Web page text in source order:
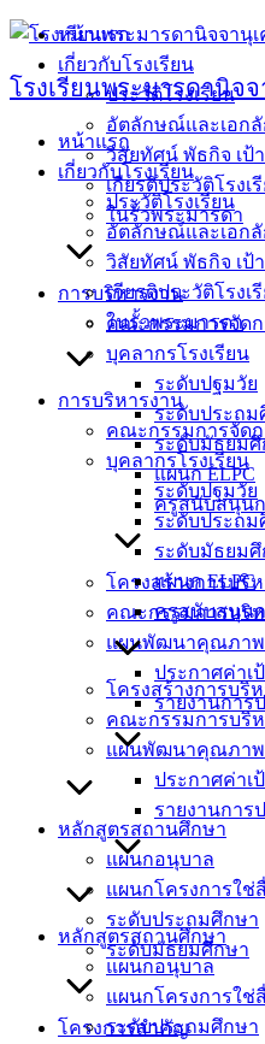
Skip
content
โรงเรียนพระมารดานิจจ
หน้าแรก
เกี่ยวกับโรงเรียน
ประวัติโรงเรียน
อัตลักษณ์และเอก
วิสัยทัศน์ พัธกิจ เป้
เกียรติประวัติโรงเ
ในรั้วพระมารดา
การบริหารงาน
คณะกรรมการจัดก
บุคลากรโรงเรียน
ระดับปฐมวัย
ระดับประถม
ระดับมัธยมศึ
แผนก ELPC
ครูสนับสนุน
โครงสร้างการบริห
คณะกรรมการบริห
แผนพัฒนาคุณภาพ
ประกาศค่าเ
รายงานการ
หลักสูตรสถานศึกษา
แผนกอนุบาล
แผนกโครงการใช่
ระดับประถมศึกษา
หน้าแรก
เกี่ยวกับโรงเรียน
ประวัติโรงเรียน
อัตลักษณ์และเอก
วิสัยทัศน์ พัธกิจ เป้
เกียรติประวัติโรงเ
ในรั้วพระมารดา
การบริหารงาน
คณะกรรมการจัดก
บุคลากรโรงเรียน
ระดับปฐมวัย
ระดับประถม
ระดับมัธยม
แผนก ELPC
ครูสนับสนุน
โครงสร้างการบริห
คณะกรรมการบริห
แผนพัฒนาคุณภาพ
ประกาศค่าเ
รายงานการ
หลักสูตรสถานศึกษา
แผนกอนุบาล
แผนกโครงการใช่
ระดับประถมศึกษา
ระดับมัธยมศึกษา
โครงการสำคัญ